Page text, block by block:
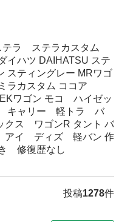
テラ　ステラカスタム
イハツ DAIHATSU ステ
スティングレー MRワゴ
ラカスタム ココア
ワゴン モコ　ハイゼッ
キャリー　軽トラ　バ
クス　ワゴンR タント バ
アイ　ディズ　軽バン 作
　修復歴なし
投稿1278件